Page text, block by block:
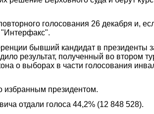
голосования 26 декабря и,
"Интерфакс".
бывший кандидат в президенты
результат, полученный во втором
о выборах в части голосования
избранным президентом.
отдали голоса 44,2% (12 848 528).